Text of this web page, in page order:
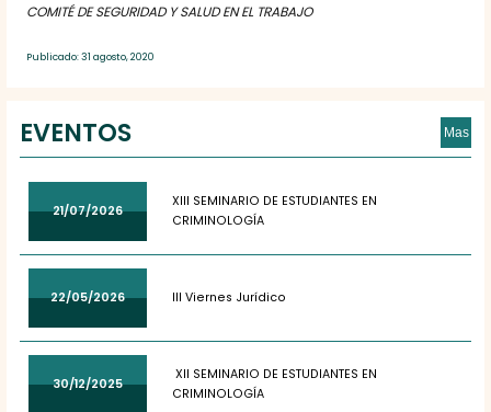
COMITÉ DE SEGURIDAD Y SALUD EN EL TRABAJO
Publicado: 31 agosto, 2020
EVENTOS Mas
21/07/2026
XIII SEMINARIO DE ESTUDIANTES EN
CRIMINOLOGÍA
22/05/2026 III Viernes Jurídico
30/12/2025
XII SEMINARIO DE ESTUDIANTES EN
CRIMINOLOGÍA